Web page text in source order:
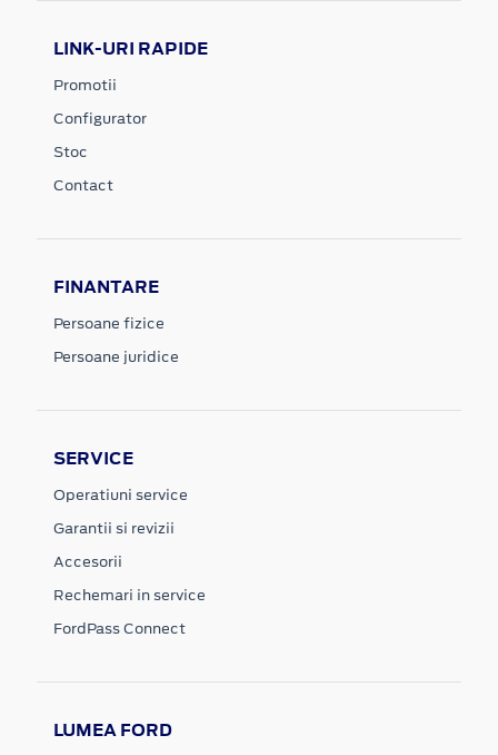
LINK-URI RAPIDE
Promotii
Configurator
Stoc
Contact
FINANTARE
Persoane fizice
Persoane juridice
SERVICE
Operatiuni service
Garantii si revizii
Accesorii
Rechemari in service
FordPass Connect
LUMEA FORD